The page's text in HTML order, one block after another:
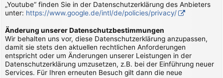
„Youtube“ finden Sie in der Datenschutzerklärung des Anbieters
unter: https://www.google.de/intl/de/policies/privacy/
Änderung unserer Datenschutzbestimmungen
Wir behalten uns vor, diese Datenschutzerklärung anzupassen,
damit sie stets den aktuellen rechtlichen Anforderungen
entspricht oder um Änderungen unserer Leistungen in der
Datenschutzerklärung umzusetzen, z.B. bei der Einführung neuer
Services. Für Ihren erneuten Besuch gilt dann die neue